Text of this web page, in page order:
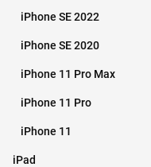
iPhone SE 2022
iPhone SE 2020
iPhone 11 Pro Max
iPhone 11 Pro
iPhone 11
iPad